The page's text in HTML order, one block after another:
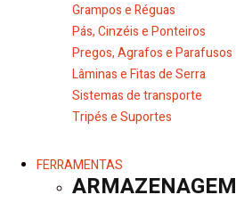
Grampos e Réguas
Pás, Cinzéis e Ponteiros
Pregos, Agrafos e Parafusos
Lâminas e Fitas de Serra
Sistemas de transporte
Tripés e Suportes
FERRAMENTAS
ARMAZENAGEM